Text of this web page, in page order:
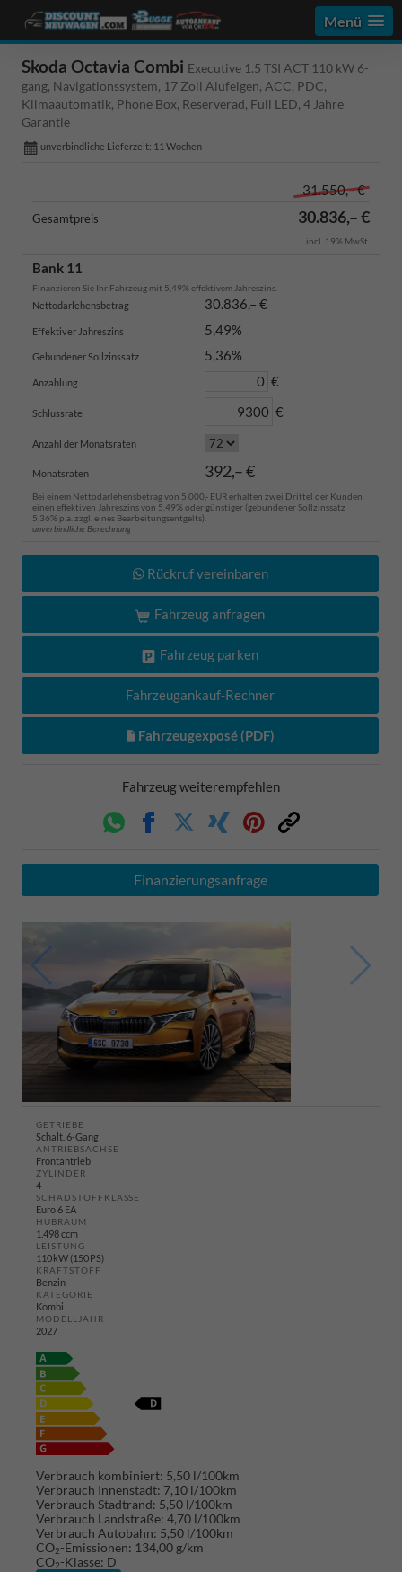
Menü
Skoda Octavia Combi Executive 1.5 TSI ACT 110 kW 6-
gang, Navigationssystem, 17 Zoll Alufelgen, ACC, PDC,
Klimaautomatik, Phone Box, Reserverad, Full LED, 4 Jahre
Garantie
unverbindliche Lieferzeit: 11 Wochen
31.550,– €
Gesamtpreis 30.836,– €
incl. 19% MwSt.
Bank 11
Finanzieren Sie Ihr Fahrzeug mit 5,49% effektivem Jahreszins.
Nettodarlehensbetrag
30.836,– €
Effektiver Jahreszins 5,49%
Gebundener Sollzinssatz 5,36%
Anzahlung €
Schlussrate €
Anzahl der Monatsraten
Monatsraten 392,– €
Bei einem Nettodarlehensbetrag von 5.000,- EUR erhalten zwei Drittel der Kunden
einen effektiven Jahreszins von 5,49% oder günstiger (gebundener Sollzinssatz
5,36% p.a. zzgl. eines Bearbeitungsentgelts).
unverbindliche Berechnung
Rückruf vereinbaren
Fahrzeug anfragen
Fahrzeug parken
Fahrzeugankauf-Rechner
Fahrzeugexposé (PDF)
Fahrzeug weiterempfehlen
WhatsappFacebookTwitterXing PinterestLink
Finanzierungsanfrage
GETRIEBE
Schalt. 6-Gang
ANTRIEBSACHSE
Frontantrieb
ZYLINDER
4
SCHADSTOFFKLASSE
Euro 6 EA
HUBRAUM
1.498 ccm
LEISTUNG
110 kW (150 PS)
KRAFTSTOFF
Benzin
KATEGORIE
Kombi
MODELLJAHR
2027
Verbrauch kombiniert: 5,50 l/100km
Verbrauch Innenstadt: 7,10 l/100km
Verbrauch Stadtrand: 5,50 l/100km
Verbrauch Landstraße: 4,70 l/100km
Verbrauch Autobahn: 5,50 l/100km
CO2-Emissionen: 134,00 g/km
CO2-Klasse: D